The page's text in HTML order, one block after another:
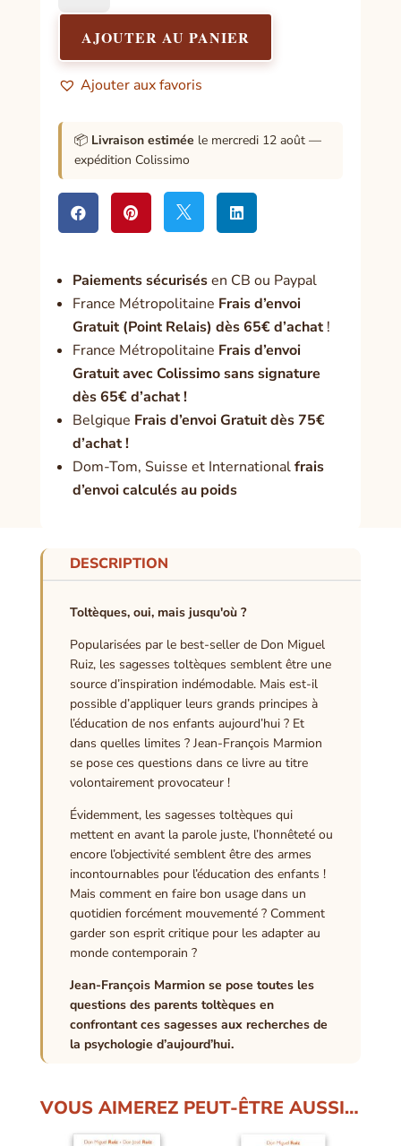
Parents,
soyez
Toltèques
AJOUTER AU PANIER
Ajouter aux favoris
📦 Livraison estimée le mercredi 12 août —
expédition Colissimo
   
Paiements sécurisésen CB ou Paypal
France Métropolitaine Frais d’envoi
Gratuit (Point Relais) dès 65€ d’achat!
France Métropolitaine Frais d’envoi
Gratuit avec Colissimo sans signature
dès 65€ d’achat !
Belgique Frais d’envoi Gratuit dès 75€
d’achat !
Dom-Tom, Suisse et Internationalfrais
d’envoi calculés au poids
DESCRIPTION
Toltèques, oui, mais jusqu'où ?
Popularisées par le best-seller de Don Miguel
Ruiz, les sagesses toltèques semblent être une
source d’inspiration indémodable. Mais est-il
possible d’appliquer leurs grands principes à
l’éducation de nos enfants aujourd’hui ? Et
dans quelles limites ? Jean-François Marmion
se pose ces questions dans ce livre au titre
volontairement provocateur !
Évidemment, les sagesses toltèques qui
mettent en avant la parole juste, l’honnêteté ou
encore l’objectivité semblent être des armes
incontournables pour l’éducation des enfants !
Mais comment en faire bon usage dans un
quotidien forcément mouvementé ? Comment
garder son esprit critique pour les adapter au
monde contemporain ?
Jean-François Marmion se pose toutes les
questions des parents toltèques en
confrontant ces sagesses aux recherches de
la psychologie d’aujourd’hui.
VOUS AIMEREZ PEUT-ÊTRE AUSSI…